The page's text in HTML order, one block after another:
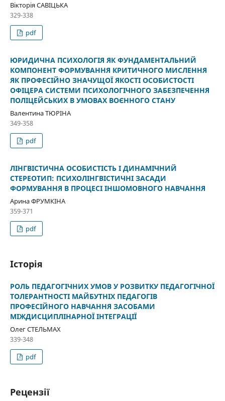
Вікторія САВІЦЬКА
329-338
pdf
ЮРИДИЧНА ПСИХОЛОГІЯ ЯК ФУНДАМЕНТАЛЬНИЙ
КОМПОНЕНТ ФОРМУВАННЯ КРИТИЧНОГО МИСЛЕННЯ
ЯК ПРОФЕСІЙНО ЗНАЧУЩОЇ ЯКОСТІ ОСОБИСТОСТІ
ОФІЦЕРА СИСТЕМИ ПСИХОЛОГІЧНОГО ЗАБЕЗПЕЧЕННЯ
ПОЛІЦЕЙСЬКИХ В УМОВАХ ВОЄННОГО СТАНУ
Валентина ТЮРІНА
349-358
pdf
ЛІНГВІСТИЧНА ОСОБИСТІСТЬ І ДИНАМІЧНИЙ
СТЕРЕОТИП: ПСИХОЛІНГВІСТИЧНІ ЗАСАДИ
ФОРМУВАННЯ В ПРОЦЕСІ ІНШОМОВНОГО НАВЧАННЯ
Арина ФРУМКІНА
359-371
pdf
Історія
РОЛЬ ПЕДАГОГІЧНИХ УМОВ У РОЗВИТКУ ПЕДАГОГІЧНОЇ
ТОЛЕРАНТНОСТІ МАЙБУТНІХ ПЕДАГОГІВ
ПРОФЕСІЙНОГО НАВЧАННЯ ЗАСОБАМИ
МІЖДИСЦИПЛІНАРНОЇ ІНТЕГРАЦІЇ
Олег СТЕЛЬМАХ
339-348
pdf
Рецензії